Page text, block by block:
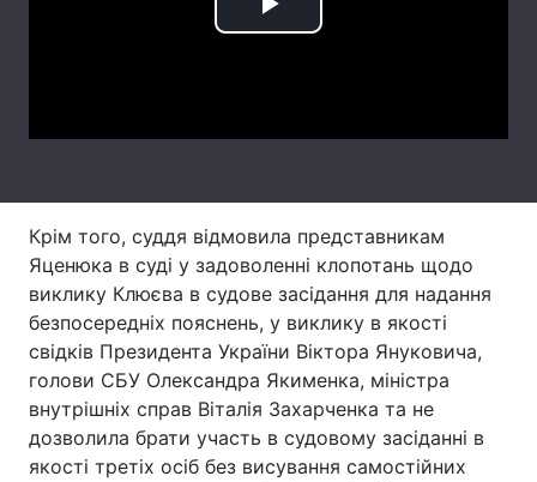
Погода
Відео з Youtube Статті
Інтерв'ю Думки
Архів Вакансії
Контакти
Послуги
Play
Крім того, суддя відмовила представникам
Яценюка в суді у задоволенні клопотань щодо
виклику Клюєва в судове засідання для надання
безпосередніх пояснень, у виклику в якості
свідків Президента України Віктора Януковича,
голови СБУ Олександра Якименка, міністра
внутрішніх справ Віталія Захарченка та не
дозволила брати участь в судовому засіданні в
якості третіх осіб без висування самостійних